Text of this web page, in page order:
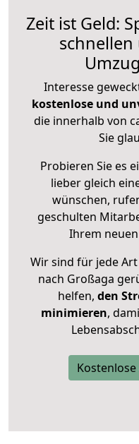
Zeit ist Geld:
schnellen
Interesse
kostenlose und
die innerhalb von
Sie
Probieren Sie es
lieber gleich
wünschen,
geschulten
Ihrem
Wir sind für jede
nach Großaga
helfen, den
minimieren,